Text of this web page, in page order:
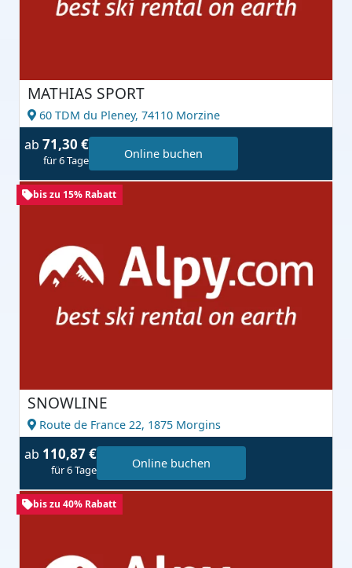
MATHIAS SPORT
60 TDM du Pleney, 74110 Morzine
ab 71,30 €
für 6 Tage Online buchen
bis zu 15% Rabatt
SNOWLINE
Route de France 22, 1875 Morgins
ab 110,87 €
für 6 Tage Online buchen
bis zu 40% Rabatt